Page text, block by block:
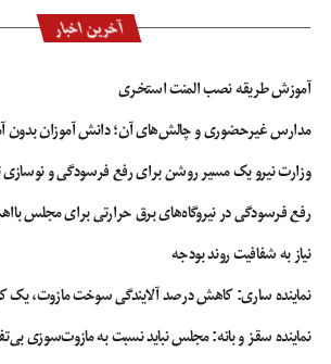
آخرین اخبار
آموزش طریقه نصب المنت استخری
مدارس غیرحضوری و چالش‌های آن؛ دانش آموزان بدون
وزارت نیرو یک مسیر روشن برای رفع فرسودگی و نوسازی
رفع فرسودگی در نیروگاه‌های برق حرارتی برای مجلس
نیاز به شفافیت روند بودجه
نماینده ساری: کاهش درصد آلایندگی سوخت مازوت، یک
نماینده سقز و بانه: مجلس نباید نسبت به مازوت‌سوزی